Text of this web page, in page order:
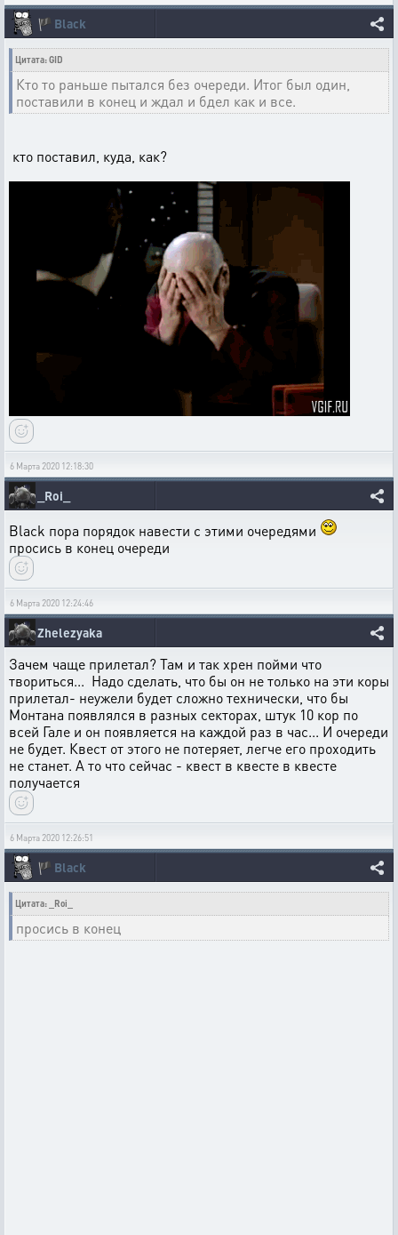
🏴 Black
Цитата: GID
Кто то раньше пытался без очереди. Итог был один,
поставили в конец и ждал и бдел как и все.
кто поставил, куда, как?
6 Марта 2020 12:18:30
_Roi_
Black пора порядок навести с этими очередями
просись в конец очереди
6 Марта 2020 12:24:46
Zhelezyaka
Зачем чаще прилетал? Там и так хрен пойми что
твориться... Надо сделать, что бы он не только на эти коры
прилетал- неужели будет сложно технически, что бы
Монтана появлялся в разных секторах, штук 10 кор по
всей Гале и он появляется на каждой раз в час... И очереди
не будет. Квест от этого не потеряет, легче его проходить
не станет. А то что сейчас - квест в квесте в квесте
получается
6 Марта 2020 12:26:51
🏴 Black
Цитата: _Roi_
просись в конец